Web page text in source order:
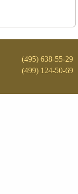
(495) 638-55-29
(499) 124-50-69